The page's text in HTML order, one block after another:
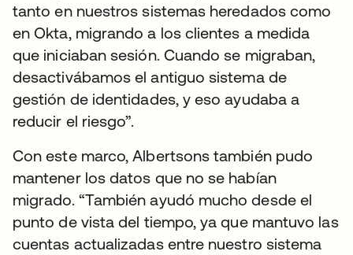
tanto en nuestros sistemas heredados como
en Okta, migrando a los clientes a medida
que iniciaban sesión. Cuando se migraban,
desactivábamos el antiguo sistema de
gestión de identidades, y eso ayudaba a
reducir el riesgo”.
Con este marco, Albertsons también pudo
mantener los datos que no se habían
migrado. “También ayudó mucho desde el
punto de vista del tiempo, ya que mantuvo las
cuentas actualizadas entre nuestro sistema